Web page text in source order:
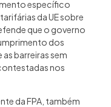
específico
da UE sobre
que o governo
dos
barreiras sem
nos
da FPA, também